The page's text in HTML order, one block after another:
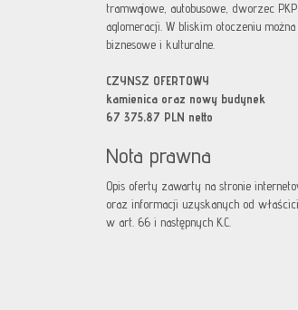
tramwajowe, autobusowe, dworzec
aglomeracji. W bliskim otoczeniu
biznesowe i kulturalne.
CZYNSZ OFERTOWY
kamienica oraz nowy budynek
67 375,87 PLN netto
Nota prawna
Opis oferty zawarty na stronie
oraz informacji uzyskanych od
w art. 66 i następnych K.C.